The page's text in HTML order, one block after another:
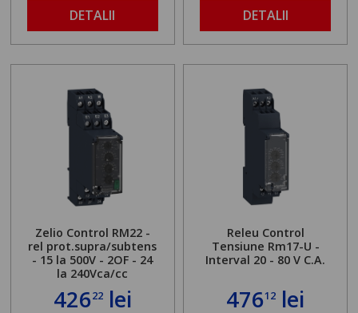
DETALII DETALII
Zelio Control RM22 -
rel prot.supra/subtens
- 15 la 500V - 2OF - 24
la 240Vca/cc
42622lei
Releu Control
Tensiune Rm17-U -
Interval 20 - 80 V C.A.
47612 lei